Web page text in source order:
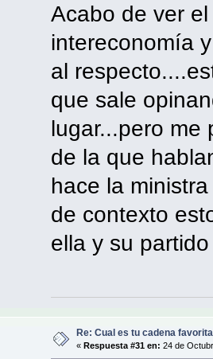
Acabo de ver
intereconomía
al
que sale
lugar...pero me
de la que
hace la
de contexto
ella y su
Re: Cual es tu cadena
«Respuesta #31 en: 24 de